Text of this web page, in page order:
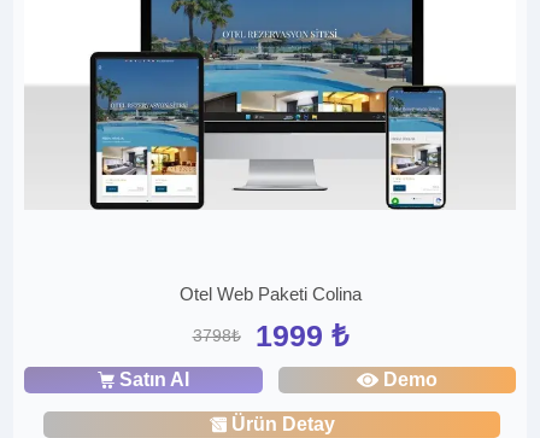
Otel Web Paketi Colina
3798₺ 1999 ₺
Satın Al Demo
Ürün Detay